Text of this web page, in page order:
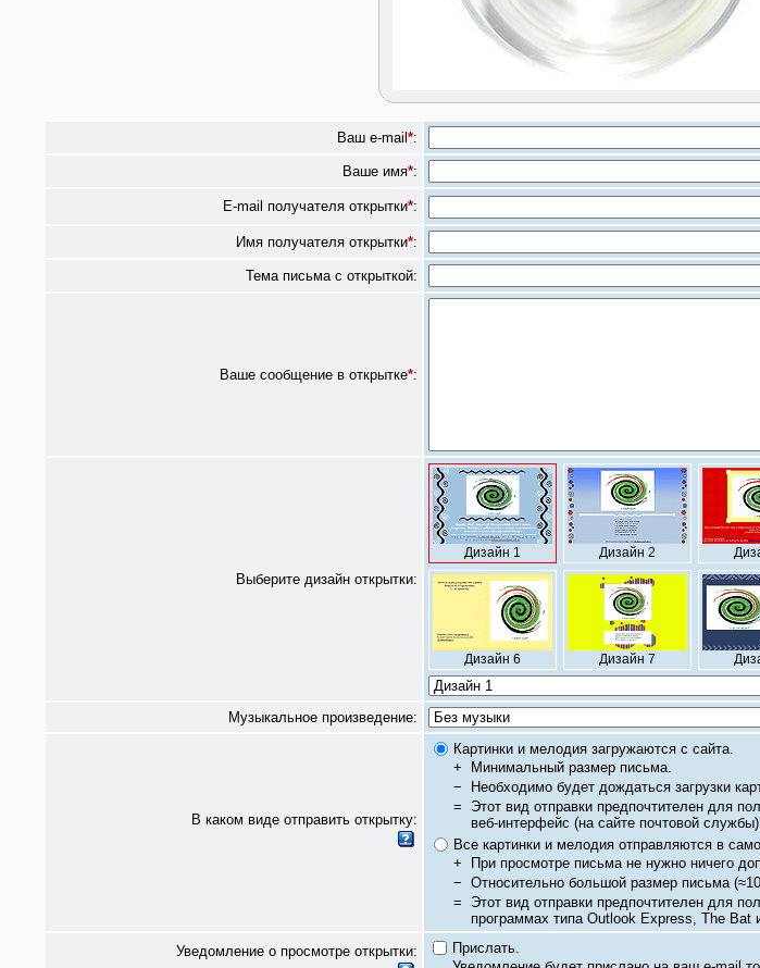
Ваш e-mail *:
Ваше имя*:
E-mail получателя открытки*:
Имя получателя открытки*:
Тема письма с открыткой:
Ваше сообщение в открытке*:
Выберите дизайн открытки:
Дизайн 1 Дизайн 2
Дизайн 6 Дизайн 7
Музыкальное произведение:
В каком виде отправить открытку:
Картинки и мелодия загружаются с сайта.
+
Минимальный размер письма.
−
Необходимо будет дождаться загрузки
= Этот вид отправки предпочтителен для
веб-интерфейс (на сайте почтовой
Все картинки и мелодия отправляются в
+
При просмотре письма не нужно ничего
− Относительно большой размер письма
= Этот вид отправки предпочтителен для
программах типа Outlook Express, The Bat
Уведомление о просмотре открытки:
Прислать.